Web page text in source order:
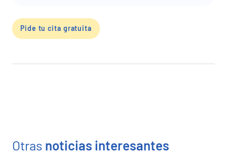
Pide tu cita gratuita
Otras noticias interesantes